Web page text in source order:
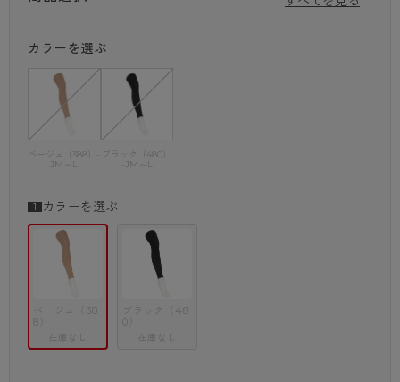
なく今っぽい足元のレイヤードコーデも楽めます。
さらに、レギンス×靴下の組み合わせもおしゃれで、大人のカジュアルコ
ーデに仕上がります。
カラーを選ぶ
ベージュ（388）-
JM～L
ブラック（480）
-JM～L
カラーを選ぶ
ベージュ（38
8）
在庫なし
ブラック（48
在庫なし